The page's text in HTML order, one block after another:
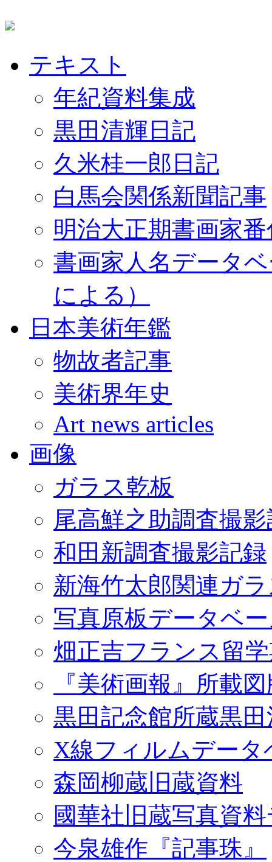
テキスト
年紀資料集成
黒田清輝日記
久米桂一郎日記
白馬会関係新聞記事
明治大正期書画家
書画家人名データ
による）
日本美術年鑑
物故者記事
美術界年史
Art news articles
画像
ガラス乾板
尾高鮮之助調査撮
和田新調査撮影記録
新海竹太郎関連ガ
写真原板データベ
畑正吉フランス留
『美術画報』所載
黒田記念館所蔵黒
X線フィルムデータ
森岡柳蔵旧蔵資料
國華社旧蔵写真資
今泉雄作『記事珠』